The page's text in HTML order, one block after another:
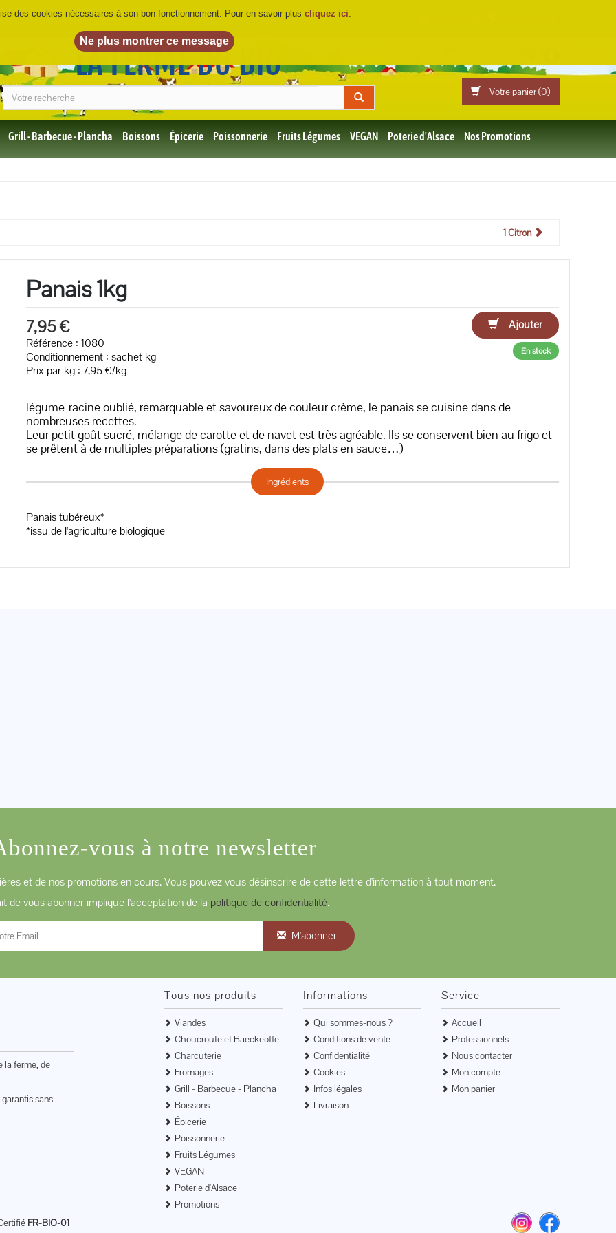
LA FERME DU BIO
Votre panier (0)
Grill - Barbecue - Plancha Boissons Épicerie Poissonnerie Fruits Légumes VEGAN Poterie d'Alsace Nos Promotions
1 Citron
Panais 1kg
7,95 €
Ajouter
Référence : 1080
Conditionnement : sachet kg
Prix par kg : 7,95 €/kg
En stock
légume-racine oublié, remarquable et savoureux de couleur crème, le panais se cuisine dans de
nombreuses recettes.
Leur petit goût sucré, mélange de carotte et de navet est très agréable. Ils se conservent bien au frigo et
se prêtent à de multiples préparations (gratins, dans des plats en sauce…)
Ingrédients
Panais tubéreux*
*issu de l'agriculture biologique
vous à notre newsletter
et de nos promotions en cours. Vous pouvez vous désinscrire de cette lettre d'information à tout moment.
de vous abonner implique l'acceptation de la politique de confidentialité.
M'abonner
la ferme, de
sans
Tous nos produits
Viandes
Choucroute et Baeckeoffe
Charcuterie
Fromages
Grill - Barbecue - Plancha
Boissons
Épicerie
Poissonnerie
Fruits Légumes
VEGAN
Poterie d'Alsace
Promotions
Informations
Qui sommes-nous ?
Conditions de vente
Confidentialité
Cookies
Infos légales
Livraison
Service
Accueil
Professionnels
Nous contacter
Mon compte
Mon panier
FR-BIO-01
des cookies nécessaires à son bon fonctionnement. Pour en savoir plus cliquez ici.